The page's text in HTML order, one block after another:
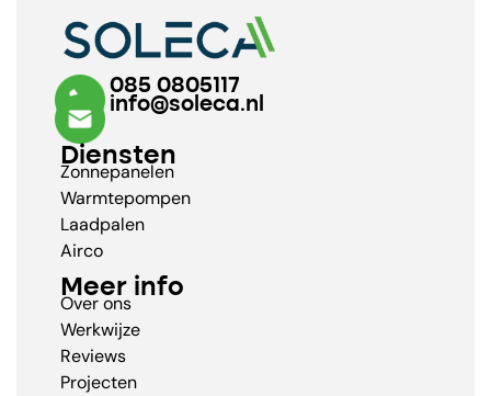
085 0805117
info@soleca.nl
Diensten
Zonnepanelen
Warmtepompen
Laadpalen
Airco
Meer info
Over ons
Werkwijze
Reviews
Projecten